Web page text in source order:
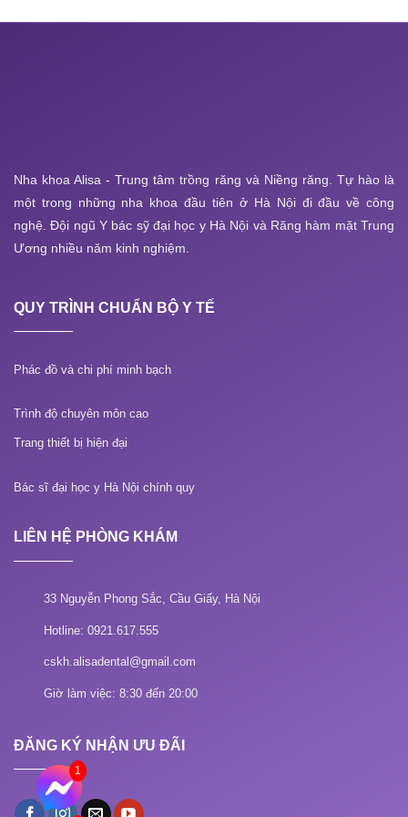
Nha khoa Alisa - Trung tâm trồng răng và Niềng răng. Tự hào là
một trong những nha khoa đầu tiên ở Hà Nội đi đầu về công
nghệ. Đội ngũ Y bác sỹ đại học y Hà Nội và Răng hàm mặt Trung
Ương nhiều năm kinh nghiệm.
QUY TRÌNH CHUẨN BỘ Y TẾ
Phác đồ và chi phí minh bạch
Trình độ chuyên môn cao
Trang thiết bị hiện đại
Bác sĩ đại học y Hà Nội chính quy
LIÊN HỆ PHÒNG KHÁM
33 Nguyễn Phong Sắc, Cầu Giấy, Hà Nội
Hotline: 0921.617.555
cskh.alisadental@gmail.com
Giờ làm việc: 8:30 đến 20:00
ĐĂNG KÝ NHẬN ƯU ĐÃI
1